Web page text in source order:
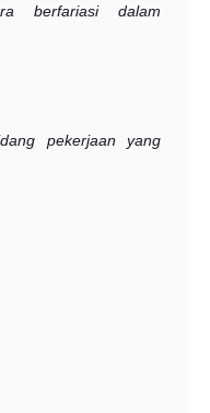
berfariasi dalam
pekerjaan yang